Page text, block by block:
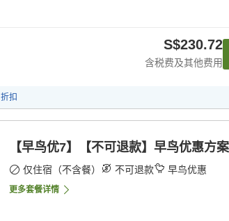
S$230.72
含税费及其他费用
折扣
【早鸟优7】【不可退款】早鸟优惠方
仅住宿（不含餐） 不可退款 早鸟优惠
更多套餐详情